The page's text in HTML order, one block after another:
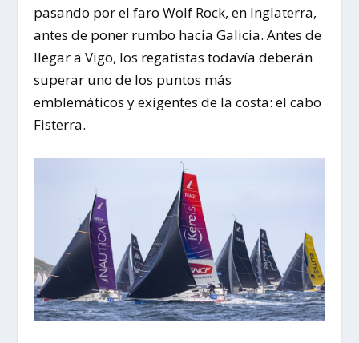
pasando por el faro Wolf Rock, en Inglaterra,
antes de poner rumbo hacia Galicia. Antes de
llegar a Vigo, los regatistas todavía deberán
superar uno de los puntos más
emblemáticos y exigentes de la costa: el cabo
Fisterra.